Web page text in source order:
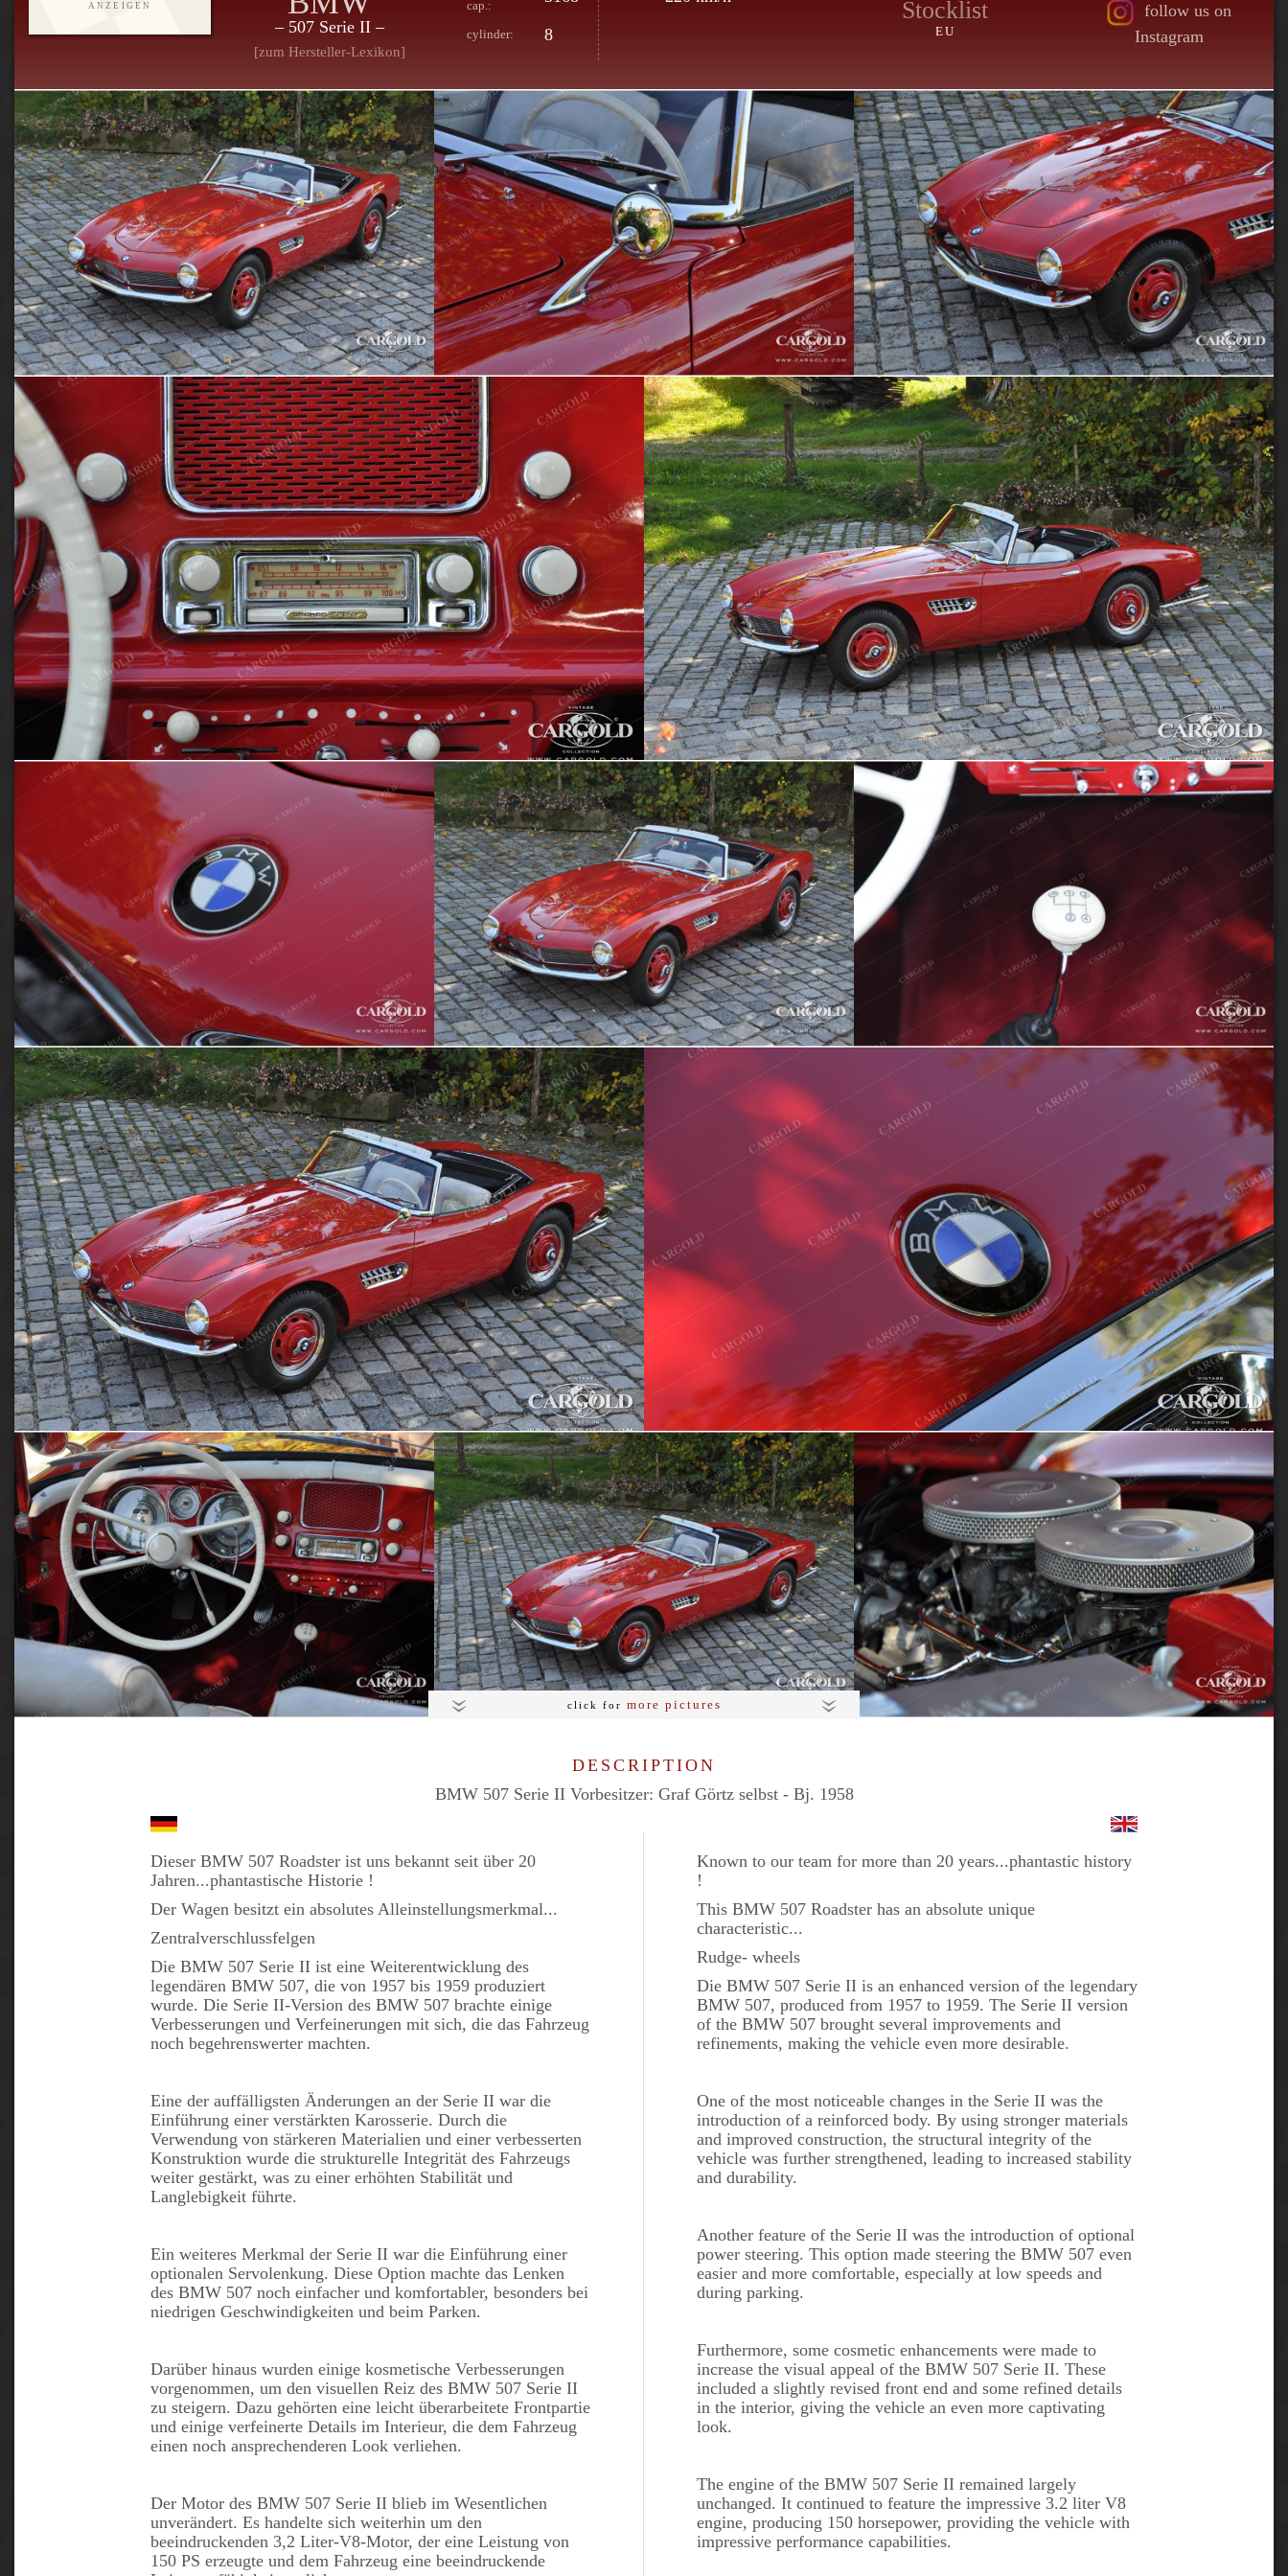
ANZEIGEN
– 507 Serie II –
[zum Hersteller-Lexikon]
cap.:
cylinder: 8
Stocklist
EU
follow us on
Instagram
click for more pictures
DESCRIPTION
BMW 507 Serie II Vorbesitzer: Graf Görtz selbst - Bj. 1958
Dieser BMW 507 Roadster ist uns bekannt seit über 20
Jahren...phantastische Historie !
Der Wagen besitzt ein absolutes Alleinstellungsmerkmal...
Zentralverschlussfelgen
Die BMW 507 Serie II ist eine Weiterentwicklung des
legendären BMW 507, die von 1957 bis 1959 produziert
wurde. Die Serie II-Version des BMW 507 brachte einige
Verbesserungen und Verfeinerungen mit sich, die das Fahrzeug
noch begehrenswerter machten.
Eine der auffälligsten Änderungen an der Serie II war die
Einführung einer verstärkten Karosserie. Durch die
Verwendung von stärkeren Materialien und einer verbesserten
Konstruktion wurde die strukturelle Integrität des Fahrzeugs
weiter gestärkt, was zu einer erhöhten Stabilität und
Langlebigkeit führte.
Ein weiteres Merkmal der Serie II war die Einführung einer
optionalen Servolenkung. Diese Option machte das Lenken
des BMW 507 noch einfacher und komfortabler, besonders bei
niedrigen Geschwindigkeiten und beim Parken.
Darüber hinaus wurden einige kosmetische Verbesserungen
vorgenommen, um den visuellen Reiz des BMW 507 Serie II
zu steigern. Dazu gehörten eine leicht überarbeitete Frontpartie
und einige verfeinerte Details im Interieur, die dem Fahrzeug
einen noch ansprechenderen Look verliehen.
Der Motor des BMW 507 Serie II blieb im Wesentlichen
unverändert. Es handelte sich weiterhin um den
beeindruckenden 3,2 Liter-V8-Motor, der eine Leistung von
150 PS erzeugte und dem Fahrzeug eine beeindruckende
Known to our team for more than 20 years...phantastic history
!
This BMW 507 Roadster has an absolute unique
characteristic...
Rudge- wheels
Die BMW 507 Serie II is an enhanced version of the legendary
BMW 507, produced from 1957 to 1959. The Serie II version
of the BMW 507 brought several improvements and
refinements, making the vehicle even more desirable.
One of the most noticeable changes in the Serie II was the
introduction of a reinforced body. By using stronger materials
and improved construction, the structural integrity of the
vehicle was further strengthened, leading to increased stability
and durability.
Another feature of the Serie II was the introduction of optional
power steering. This option made steering the BMW 507 even
easier and more comfortable, especially at low speeds and
during parking.
Furthermore, some cosmetic enhancements were made to
increase the visual appeal of the BMW 507 Serie II. These
included a slightly revised front end and some refined details
in the interior, giving the vehicle an even more captivating
look.
The engine of the BMW 507 Serie II remained largely
unchanged. It continued to feature the impressive 3.2 liter V8
engine, producing 150 horsepower, providing the vehicle with
impressive performance capabilities.